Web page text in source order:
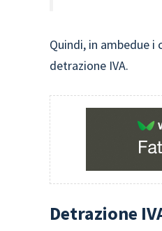
Quindi, in ambedue
detrazione IVA.
Detrazione